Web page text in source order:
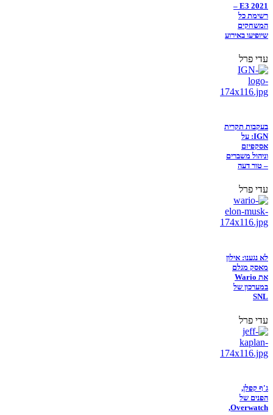
E3 2021 –
רשימת כל
המשחקים
שיופיעו באירוע
עדי פרל
בעקבות תקרית
IGN: על
אסקפיזם
וניהול משברים
– טור דעה
עדי פרל
לא נגענו: אילון
מאסק מגלם
את Wario
במערכון של
SNL
עדי פרל
ג'ף קפלן,
הפנים של
Overwatch,